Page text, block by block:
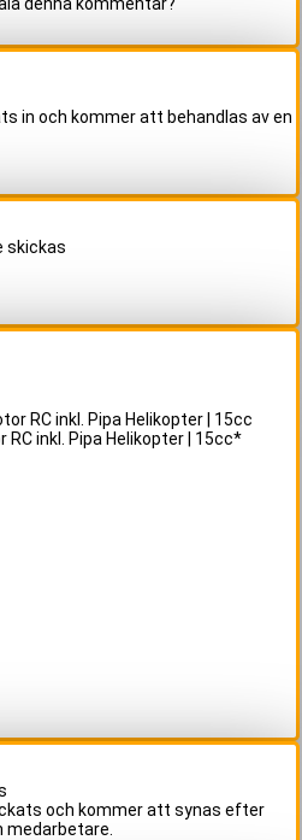
in och kommer att behandlas av en
skickas
inkl. Pipa Helikopter | 15cc*
och kommer att synas efter
medarbetare.